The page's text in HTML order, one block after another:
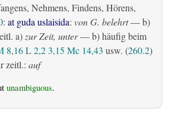
Nehmens, Findens, Hörens,
: at guda uslaisida: von G. belehrt— b)
a) zur Zeit, unter— b) häufig beim
8,16L 2,23,15 Mc 14,43 usw. (260.2)
zeitl.: auf
unambiguous.